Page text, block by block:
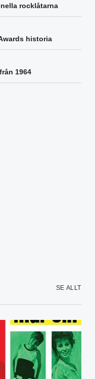
rocklåtarna
historia
1964
SE ALLT